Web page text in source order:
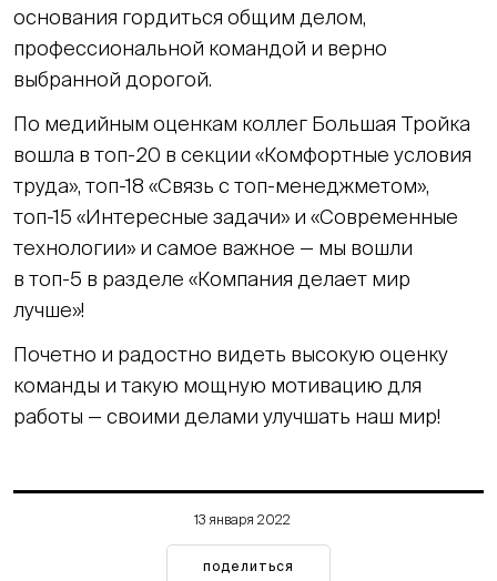
основания гордиться общим делом,
профессиональной командой и верно
выбранной дорогой.
По медийным оценкам коллег Большая Тройка
вошла в топ-20 в секции «Комфортные условия
труда», топ-18 «Связь с топ-менеджметом»,
топ-15 «Интересные задачи» и «Современные
технологии» и самое важное — мы вошли
в топ-5 в разделе «Компания делает мир
лучше»!
Почетно и радостно видеть высокую оценку
команды и такую мощную мотивацию для
работы — своими делами улучшать наш мир!
13 января 2022
поделиться